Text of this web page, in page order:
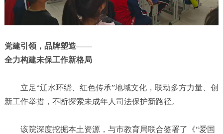
党建引领，品牌塑造——
全力构建未保工作新格局
立足“辽水环绕、红色传承”地域文化，联动多方力量、创
新工作举措，不断探索未成年人司法保护新路径。
该院深度挖掘本土资源，与市教育局联合签署了《“爱国